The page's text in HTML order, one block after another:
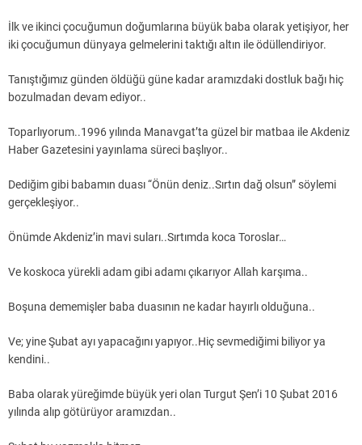
İlk ve ikinci çocuğumun doğumlarına büyük baba olarak yetişiyor, her
iki çocuğumun dünyaya gelmelerini taktığı altın ile ödüllendiriyor.
Tanıştığımız günden öldüğü güne kadar aramızdaki dostluk bağı hiç
bozulmadan devam ediyor..
Toparlıyorum..1996 yılında Manavgat’ta güzel bir matbaa ile Akdeniz
Haber Gazetesini yayınlama süreci başlıyor..
Dediğim gibi babamın duası “Önün deniz..Sırtın dağ olsun” söylemi
gerçekleşiyor..
Önümde Akdeniz’in mavi suları..Sırtımda koca Toroslar…
Ve koskoca yürekli adam gibi adamı çıkarıyor Allah karşıma..
Boşuna dememişler baba duasının ne kadar hayırlı olduğuna..
Ve; yine Şubat ayı yapacağını yapıyor..Hiç sevmediğimi biliyor ya
kendini..
Baba olarak yüreğimde büyük yeri olan Turgut Şen’i 10 Şubat 2016
yılında alıp götürüyor aramızdan..